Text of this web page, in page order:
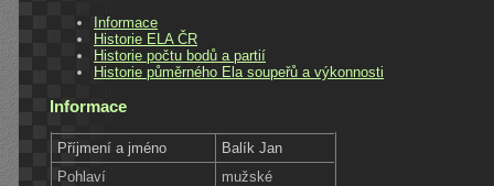
Informace
Historie ELA ČR
Historie počtu bodů a partií
Historie půměrného Ela soupeřů a výkonnosti
Informace
Příjmení a jméno
Balík Jan
Pohlaví
mužské